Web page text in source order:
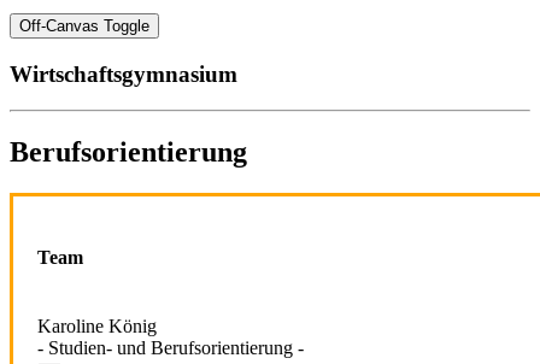
Off-Canvas Toggle
Wirtschaftsgymnasium
Berufsorientierung
Team
Karoline König
- Studien- und Berufsorientierung -